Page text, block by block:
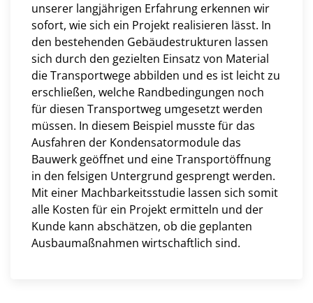
unserer langjährigen Erfahrung erkennen wir
sofort, wie sich ein Projekt realisieren lässt. In
den bestehenden Gebäudestrukturen lassen
sich durch den gezielten Einsatz von Material
die Transportwege abbilden und es ist leicht zu
erschließen, welche Randbedingungen noch
für diesen Transportweg umgesetzt werden
müssen. In diesem Beispiel musste für das
Ausfahren der Kondensatormodule das
Bauwerk geöffnet und eine Transportöffnung
in den felsigen Untergrund gesprengt werden.
Mit einer Machbarkeitsstudie lassen sich somit
alle Kosten für ein Projekt ermitteln und der
Kunde kann abschätzen, ob die geplanten
Ausbaumaßnahmen wirtschaftlich sind.